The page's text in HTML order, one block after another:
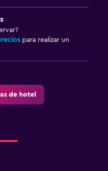
para realizar un
de hotel